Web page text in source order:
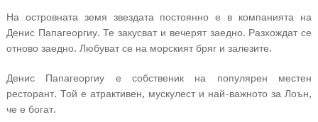
На островната земя звездата постоянно е в компанията на
Денис Папагеоргиу. Те закусват и вечерят заедно. Разхождат се
отново заедно. Любуват се на морският бряг и залезите.
Денис Папагеоргиу е собственик на популярен местен
ресторант. Той е атрактивен, мускулест и най-важното за Лоън,
че е богат.